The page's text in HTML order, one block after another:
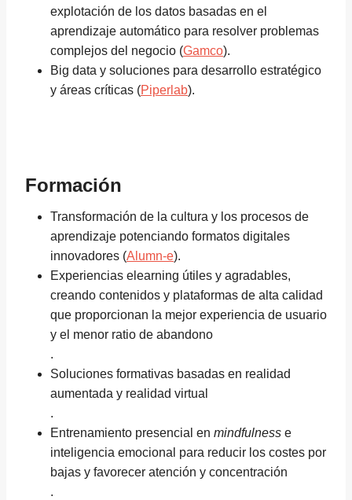
explotación de los datos basadas en el
aprendizaje automático para resolver problemas
complejos del negocio (Gamco).
Big data y soluciones para desarrollo estratégico
y áreas críticas (Piperlab).
Formación
Transformación de la cultura y los procesos de
aprendizaje potenciando formatos digitales
innovadores (Alumn-e).
Experiencias elearning útiles y agradables,
creando contenidos y plataformas de alta calidad
que proporcionan la mejor experiencia de usuario
y el menor ratio de abandono
.
Soluciones formativas basadas en realidad
aumentada y realidad virtual
.
Entrenamiento presencial en mindfulness e
inteligencia emocional para reducir los costes por
bajas y favorecer atención y concentración
.